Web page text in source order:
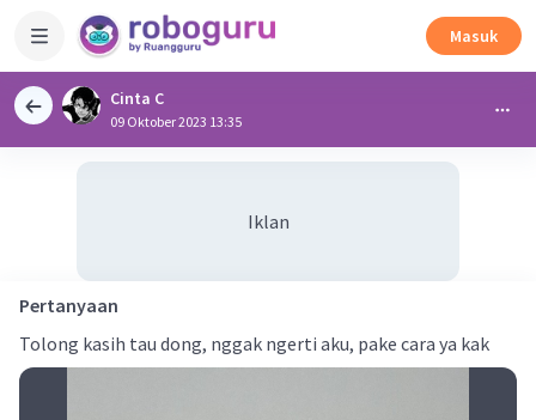
Masuk
Cinta C
09 Oktober 2023 13:35
Iklan
Pertanyaan
Tolong kasih tau dong, nggak ngerti aku, pake cara ya kak